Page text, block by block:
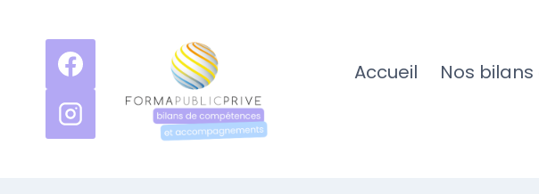
Accueil Nos